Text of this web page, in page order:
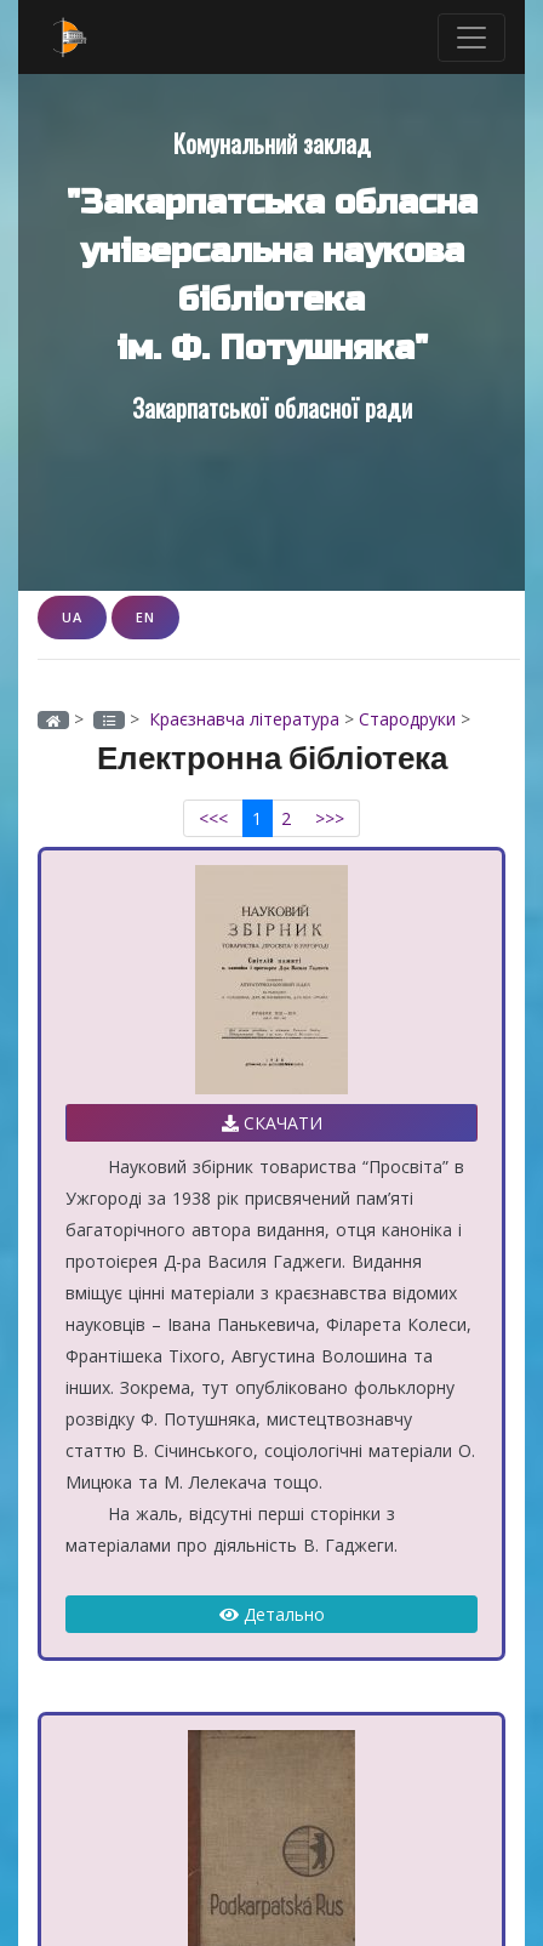
Комунальний заклад
"Закарпатська обласна
універсальна наукова
бібліотека
ім. Ф. Потушняка"
Закарпатської обласної ради
UA EN
> > Краєзнавча література > Стародруки >
Електронна бібліотека
<<< 1 2 >>>
СКАЧАТИ
Науковий збірник товариства “Просвіта” в
Ужгороді за 1938 рік присвячений пам’яті
багаторічного автора видання, отця каноніка і
протоієрея Д-ра Василя Гаджеги. Видання
вміщує цінні матеріали з краєзнавства відомих
науковців – Івана Панькевича, Філарета Колеси,
Франтішека Тіхого, Августина Волошина та
інших. Зокрема, тут опубліковано фольклорну
розвідку Ф. Потушняка, мистецтвознавчу
статтю В. Січинського, соціологічні матеріали О.
Мицюка та М. Лелекача тощо.
На жаль, відсутні перші сторінки з
матеріалами про діяльність В. Гаджеги.
Детально